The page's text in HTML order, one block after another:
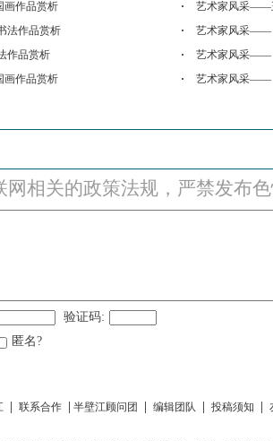
作品赏析
艺术家风采——
法作品赏析
艺术家风采——
作品赏析
艺术家风采——
作品赏析
艺术家风采——
网相关的政策法规，严禁发布
验证码:
匿名?
联系合作 半壁江顾问团 编辑团队 投稿须知